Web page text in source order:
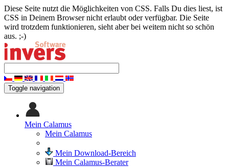
Diese Seite nutzt die Möglichkeiten von CSS. Falls Du dies liest, ist
CSS in Deinem Browser nicht erlaubt oder verfügbar. Die Seite
wird trotzdem funktionieren, sieht aber bei weitem nicht so schön
aus. ;-)
Toggle navigation
Mein Calamus
Mein Calamus
Mein Download-Bereich
Mein Calamus-Berater